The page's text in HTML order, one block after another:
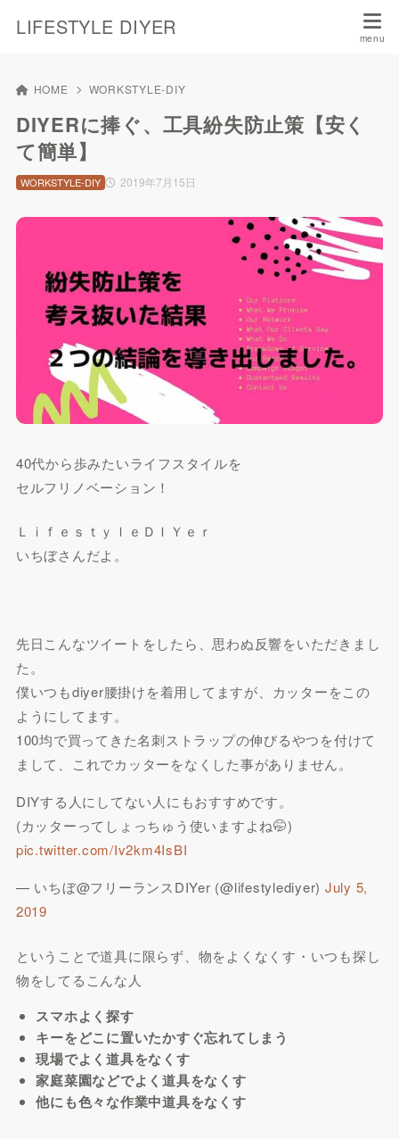
LIFESTYLE DIYER
HOME WORKSTYLE-DIY
DIYERに捧ぐ、工具紛失防止策【安く
て簡単】
2019年7月15日
WORKSTYLE-DIY
40代から歩みたいライフスタイルを
セルフリノベーション！
ＬｉｆｅｓｔｙｌｅＤＩＹｅｒ
いちぼさんだよ。
先日こんなツイートをしたら、思わぬ反響をいただきまし
た。
僕いつもdiyer腰掛けを着用してますが、カッターをこの
ようにしてます。
100均で買ってきた名刺ストラップの伸びるやつを付けて
まして、これでカッターをなくした事がありません。
DIYする人にしてない人にもおすすめです。
(カッターってしょっちゅう使いますよね🤭)
pic.twitter.com/Iv2km4IsBI
— いちぼ@フリーランスDIYer (@lifestylediyer) July 5,
2019
ということで道具に限らず、物をよくなくす・いつも探し
物をしてるこんな人
スマホよく探す
キーをどこに置いたかすぐ忘れてしまう
現場でよく道具をなくす
家庭菜園などでよく道具をなくす
他にも色々な作業中道具をなくす